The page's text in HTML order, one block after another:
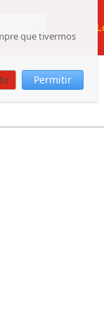
que tivermos
Permitir